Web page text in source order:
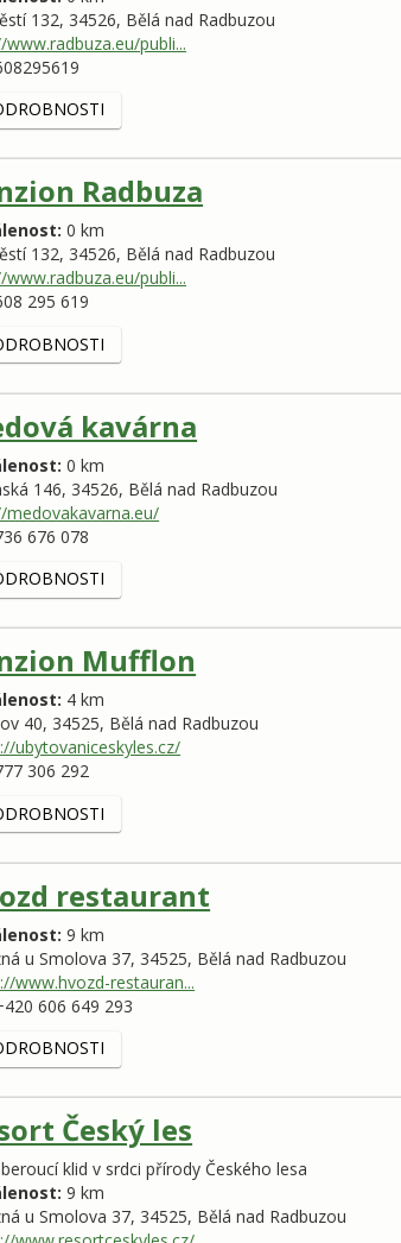
132, 34526, Bělá nad Radbuzou
publi...
Radbuza
0 km
132, 34526, Bělá nad Radbuzou
publi...
295 619
kavárna
0 km
146, 34526, Bělá nad Radbuzou
medovakavarna.eu/
676 078
Mufflon
4 km
40, 34525, Bělá nad Radbuzou
ubytovaniceskyles.cz/
306 292
restaurant
9 km
u Smolova 37, 34525, Bělá nad Radbuzou
www.hvozd-restauran...
606 649 293
Český les
klid v srdci přírody Českého lesa
9 km
u Smolova 37, 34525, Bělá nad Radbuzou